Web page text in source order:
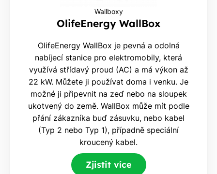
Wallboxy
OlifeEnergy WallBox
OlifeEnergy WallBox je pevná a odolná
nabíjecí stanice pro elektromobily, která
využívá střídavý proud (AC) a má výkon až
22 kW. Můžete ji používat doma i venku. Je
možné ji připevnit na zeď nebo na sloupek
ukotvený do země. WallBox může mít podle
přání zákazníka buď zásuvku, nebo kabel
(Typ 2 nebo Typ 1), případně speciální
kroucený kabel.
Zjistit více